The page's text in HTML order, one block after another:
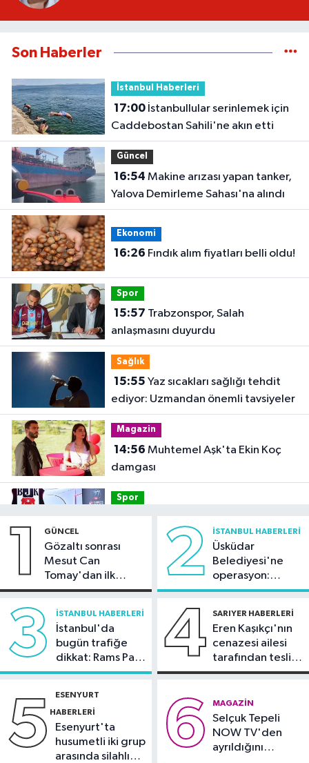
Son Haberler
İstanbul Haberleri
17:00İstanbullular serinlemek için
Caddebostan Sahili'ne akın etti
Güncel
16:54
Yalova Demirleme Sahası'na alındı
Ekonomi
16:26 Fındık alım fiyatları belli oldu!
Spor
15:57
anlaşmasını duyurdu
Sağlık
15:55
ediyor: Uzmandan önemli tavsiyeler
Magazin
14:56
damgası
Spor
yeni sezonun fikstür kura çekimi
yapıldı
13:44
için adliyeye geldi
Esenyurt Haberleri
sahiplerinin evlerini temizliyor
1 GÜNCEL
Gözaltı sonrası
Mesut Can
Tomay'dan ilk
açıklama
2 İSTANBUL HABERLERI
Üsküdar
Belediyesi'ne
operasyon:
Sinem Dedetaş'a
3 İSTANBUL HABERLERI
İstanbul'da
bugün trafiğe
dikkat: Rams Park
çevresinde bazı
4 SARIYER HABERLERI
Eren Kaşıkçı'nın
cenazesi ailesi
tarafından teslim
alındı
5 ESENYURT
HABERLERI
Esenyurt'ta
husumetli iki grup
arasında silahlı
6 MAGAZIN
Selçuk Tepeli
NOW TV'den
ayrıldığını